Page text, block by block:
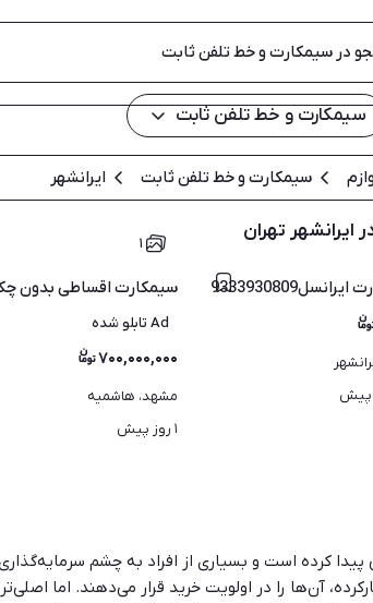
سیمکارت و خط تلفن ثابت
سیمکارت و خط تلفن ثابت ایرانشهر
تهران ۱
سیمکارت اقساطی بدون
Ad تابلو شده
۷۰۰,۰۰۰,۰۰۰
مشهد، هاشمیه
۱ روز پیش
پیدا کرده است و بسیاری از افراد به چشم
آن‌ها را در اولویت خرید قرار می‌دهند. اما